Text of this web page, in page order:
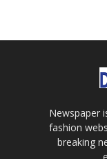
Newspaper
fashion
breaking